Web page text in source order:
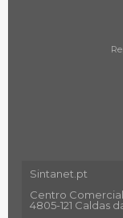
Sintanet.pt
Centro Comercial
4805-121 Caldas